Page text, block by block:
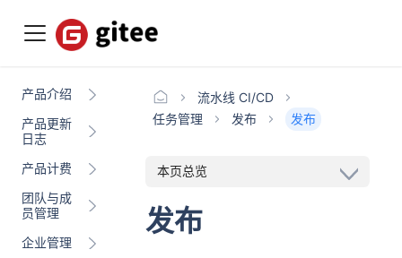
产品介绍
产品更新
日志
产品计费
团队与成
员管理
企业管理
流水线 CI/CD
任务管理
发布 发布
本页总览
发布